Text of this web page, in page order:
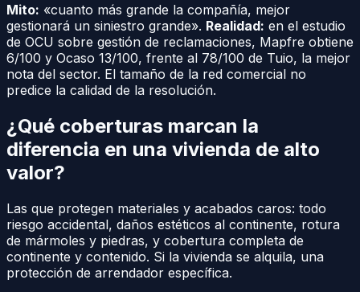
Mito: «cuanto más grande la compañía, mejor
gestionará un siniestro grande». Realidad: en el estudio
de OCU sobre gestión de reclamaciones, Mapfre obtiene
6/100 y Ocaso 13/100, frente al 78/100 de Tuio, la mejor
nota del sector. El tamaño de la red comercial no
predice la calidad de la resolución.
¿Qué coberturas marcan la
diferencia en una vivienda de alto
valor?
Las que protegen materiales y acabados caros: todo
riesgo accidental, daños estéticos al continente, rotura
de mármoles y piedras, y cobertura completa de
continente y contenido. Si la vivienda se alquila, una
protección de arrendador específica.